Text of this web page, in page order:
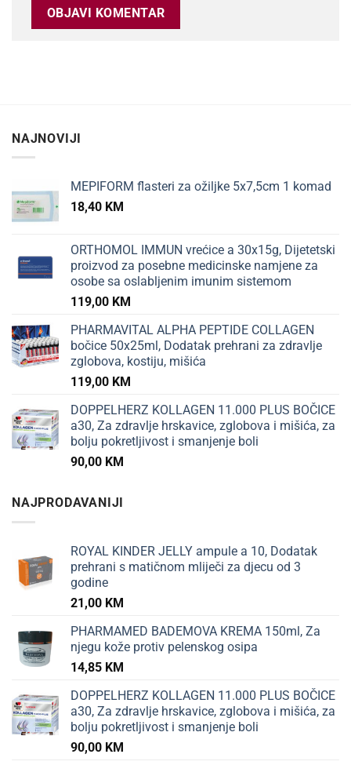
NAJNOVIJI
MEPIFORM flasteri za ožiljke 5x7,5cm 1 komad
18,40 KM
ORTHOMOL IMMUN vrećice a 30x15g, Dijetetski
proizvod za posebne medicinske namjene za
osobe sa oslabljenim imunim sistemom
119,00 KM
PHARMAVITAL ALPHA PEPTIDE COLLAGEN
bočice 50x25ml, Dodatak prehrani za zdravlje
zglobova, kostiju, mišića
119,00 KM
DOPPELHERZ KOLLAGEN 11.000 PLUS BOČICE
a30, Za zdravlje hrskavice, zglobova i mišića, za
bolju pokretljivost i smanjenje boli
90,00 KM
NAJPRODAVANIJI
ROYAL KINDER JELLY ampule a 10, Dodatak
prehrani s matičnom mliječi za djecu od 3
godine
21,00 KM
PHARMAMED BADEMOVA KREMA 150ml, Za
njegu kože protiv pelenskog osipa
14,85 KM
DOPPELHERZ KOLLAGEN 11.000 PLUS BOČICE
a30, Za zdravlje hrskavice, zglobova i mišića, za
bolju pokretljivost i smanjenje boli
90,00 KM